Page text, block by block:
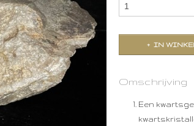
IN
Omschrijving
Een